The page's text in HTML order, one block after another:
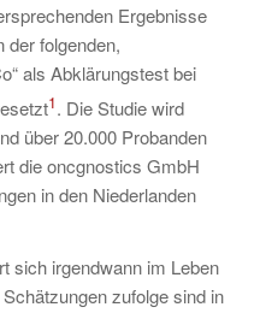
Ergebnisse
der folgenden,
als Abklärungstest bei
1. Die Studie wird
über 20.000 Probanden
die oncgnostics GmbH
in den Niederlanden
sich irgendwann im Leben
zufolge sind in